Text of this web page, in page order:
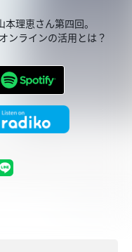
理恵さん第四回。
ンラインの活用とは？